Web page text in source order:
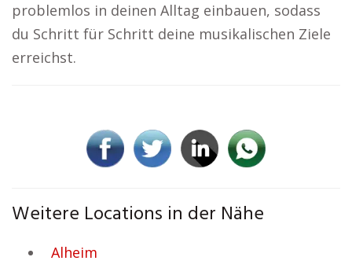
problemlos in deinen Alltag einbauen, sodass
du Schritt für Schritt deine musikalischen Ziele
erreichst.
Weitere Locations in der Nähe
Alheim